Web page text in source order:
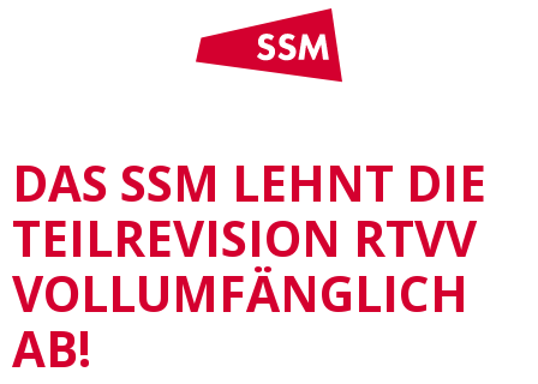
DAS SSM LEHNT DIE
TEILREVISION RTVV
VOLLUMFÄNGLICH
AB!